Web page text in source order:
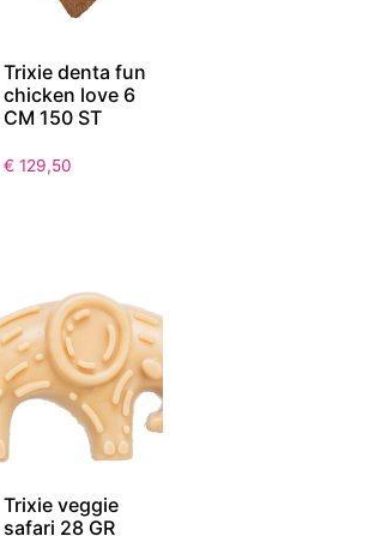
Trixie denta fun
chicken love 6
CM 150 ST
€ 129,50
Trixie veggie
safari 28 GR